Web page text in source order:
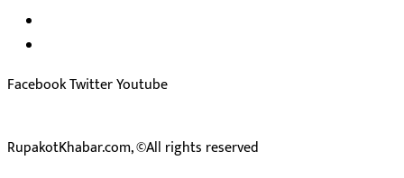
FacebookTwitterYoutube
RupakotKhabar.com, ©All rights reserved